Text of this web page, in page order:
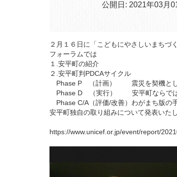
公開日: 2021年03月
２月１６日に「こどもにやさしいまちづ
フォーラムでは
１.安平町の紹介
２.安平町判PDCAサイクル
Phase P （計画） 震災を契機と
Phase D （実行） 安平町ならで
Phase C/A（評価/改善）わがまち版の
安平町独自の取り組みについて発表いたし
https://www.unicef.or.jp/event/report/